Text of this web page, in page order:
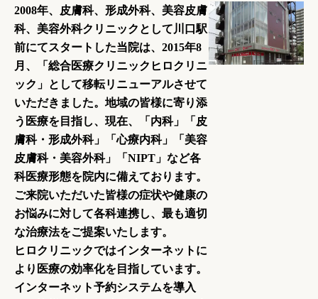
2008年、皮膚科、形成外科、美容皮膚
科、美容外科クリニックとして川口駅
前にてスタートした当院は、2015年8
月、「総合医療クリニックヒロクリニ
ック」として移転リニューアルさせて
いただきました。地域の皆様に寄り添
う医療を目指し、現在、「内科」「皮
膚科・形成外科」「心療内科」「美容
皮膚科・美容外科」「NIPT」など各
科医療形態を院内に備えております。
ご来院いただいた皆様の症状や健康の
お悩みに対して各科連携し、最も適切
な治療法をご提案いたします。
ヒロクリニックではインターネットに
より医療の効率化を目指しています。
インターネット予約システムを導入